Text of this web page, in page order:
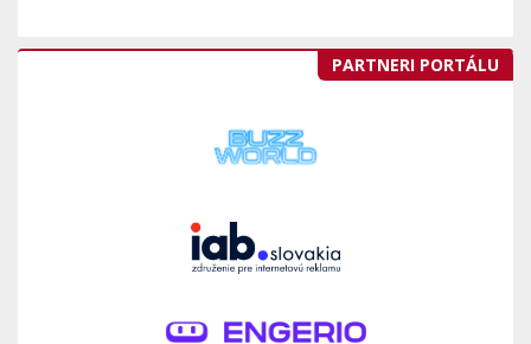
PARTNERI PORTÁLU